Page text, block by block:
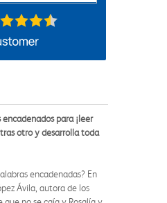
para ¡leer
otro y desarrolla toda
encadenadas? En
Ávila, autora de los